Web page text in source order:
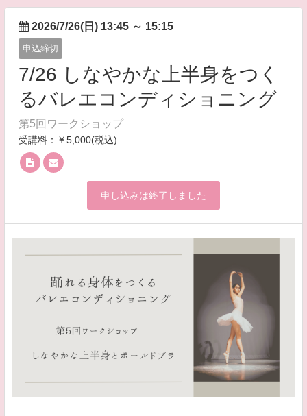
2026/7/26(日) 13:45 ～ 15:15
申込締切
7/26 しなやかな上半身をつく
るバレエコンディショニング
第5回ワークショップ
受講料：￥5,000(税込)
申し込みは終了しました